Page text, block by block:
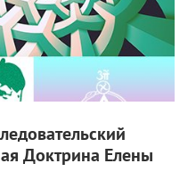
Ответ»
Доктрина Елены